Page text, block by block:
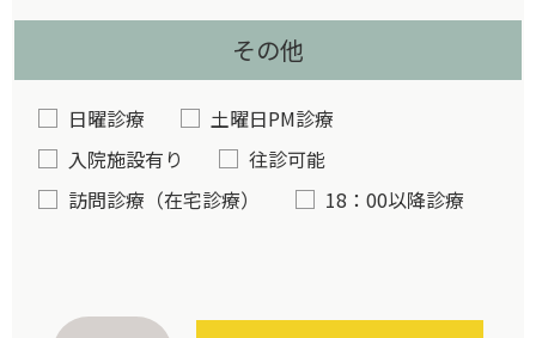
その他
日曜診療
土曜日PM診療
入院施設有り
往診可能
訪問診療（在宅診療）
18：00以降診療